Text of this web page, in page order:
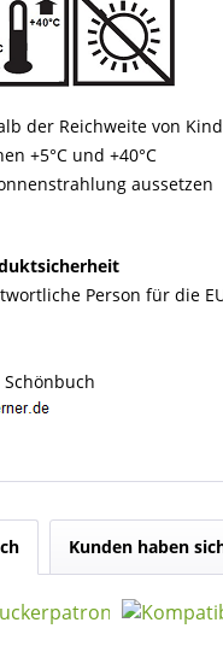
der Reichweite von
+5°C und +40°C
aussetzen
Person für die
Kunden haben